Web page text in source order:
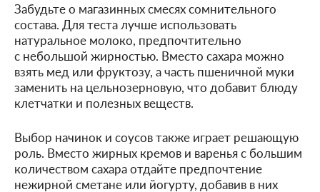
Забудьте о магазинных смесях сомнительного
состава. Для теста лучше использовать
натуральное молоко, предпочтительно
с небольшой жирностью. Вместо сахара можно
взять мед или фруктозу, а часть пшеничной муки
заменить на цельнозерновую, что добавит блюду
клетчатки и полезных веществ.
Выбор начинок и соусов также играет решающую
роль. Вместо жирных кремов и варенья с большим
количеством сахара отдайте предпочтение
нежирной сметане или йогурту, добавив в них